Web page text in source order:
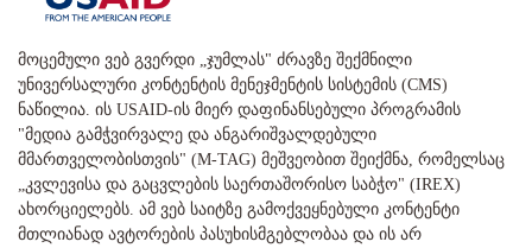
მოცემული ვებ გვერდი „ჯუმლას" ძრავზე შექმნილი
უნივერსალური კონტენტის მენეჯმენტის სისტემის (CMS)
ნაწილია. ის USAID-ის მიერ დაფინანსებული პროგრამის
"მედია გამჭვირვალე და ანგარიშვალდებული
მმართველობისთვის" (M-TAG) მეშვეობით შეიქმნა, რომელსაც
„კვლევისა და გაცვლების საერთაშორისო საბჭო" (IREX)
ახორციელებს. ამ ვებ საიტზე გამოქვეყნებული კონტენტი
მთლიანად ავტორების პასუხისმგებლობაა და ის არ